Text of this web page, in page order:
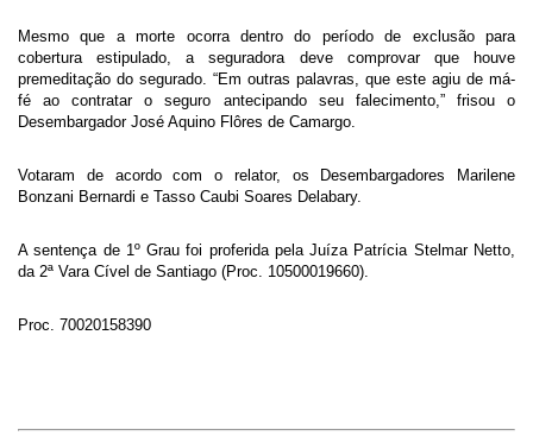
Mesmo que a morte ocorra dentro do período de exclusão para
cobertura estipulado, a seguradora deve comprovar que houve
premeditação do segurado. “Em outras palavras, que este agiu de má-
fé ao contratar o seguro antecipando seu falecimento,” frisou o
Desembargador José Aquino Flôres de Camargo.
Votaram de acordo com o relator, os Desembargadores Marilene
Bonzani Bernardi e Tasso Caubi Soares Delabary.
A sentença de 1º Grau foi proferida pela Juíza Patrícia Stelmar Netto,
da 2ª Vara Cível de Santiago (Proc. 10500019660).
Proc. 70020158390